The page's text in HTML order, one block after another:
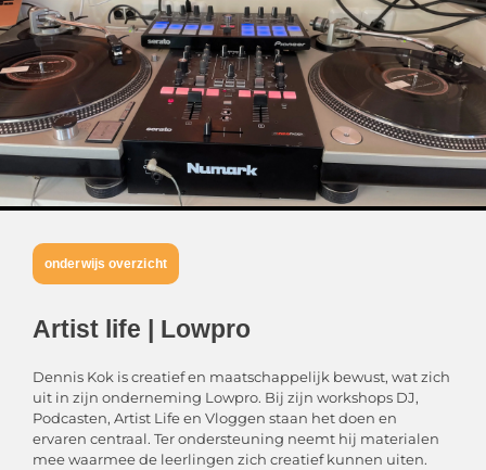
onderwijs overzicht
Artist life | Lowpro
Dennis Kok is creatief en maatschappelijk bewust, wat zich
uit in zijn onderneming Lowpro. Bij zijn workshops DJ,
Podcasten, Artist Life en Vloggen staan het doen en
ervaren centraal. Ter ondersteuning neemt hij materialen
mee waarmee de leerlingen zich creatief kunnen uiten.